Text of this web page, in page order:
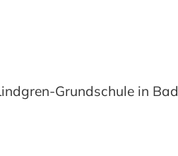
Grundschule in Bad